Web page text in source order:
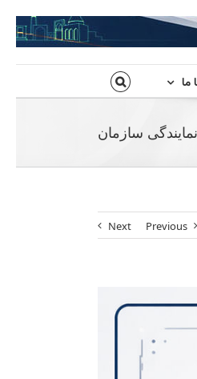
ما
سازمان
Previous
Next